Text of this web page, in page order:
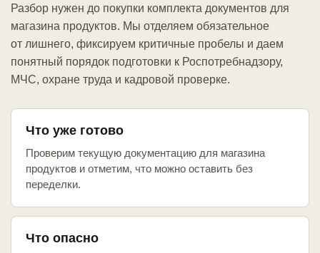
Разбор нужен до покупки комплекта документов для
магазина продуктов. Мы отделяем обязательное
от лишнего, фиксируем критичные пробелы и даем
понятный порядок подготовки к Роспотребнадзору,
МЧС, охране труда и кадровой проверке.
Что уже готово
Проверим текущую документацию для магазина
продуктов и отметим, что можно оставить без
переделки.
Что опасно